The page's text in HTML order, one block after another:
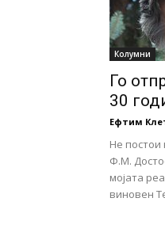
Колумни
Го
30
Ефтим
Не
Ф.М.
мојата
виновен